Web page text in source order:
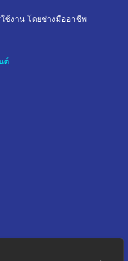
ช้งาน โดยช่างมืออาชีพ
ต์